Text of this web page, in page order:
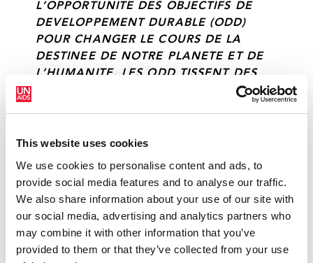
This website uses cookies
We use cookies to personalise content and ads, to
provide social media features and to analyse our traffic.
We also share information about your use of our site with
our social media, advertising and analytics partners who
may combine it with other information that you’ve
provided to them or that they’ve collected from your use
L’OPPORTUNITE DES OBJECTIFS DE
DEVELOPPEMENT DURABLE (ODD)
POUR CHANGER LE COURS DE LA
DESTINEE DE NOTRE PLANETE ET DE
L’HUMANITE. LES ODD TISSENT DES
POUR FORMER UNE TRAME MONDIALE
TREMPLIN NOUS PERMETTANT
D’APPROFONDIR ET DE CONSOLIDER
NOS EFFORTS POUR EN FINIR AVEC
L’EPIDEMIE DE SIDA. »
KWESI AMISSAH-ARTHUR VICE-PRÉSIDENT DU